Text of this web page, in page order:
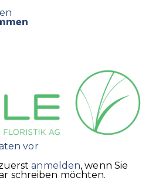
vor
anmelden, wenn Sie
schreiben möchten.